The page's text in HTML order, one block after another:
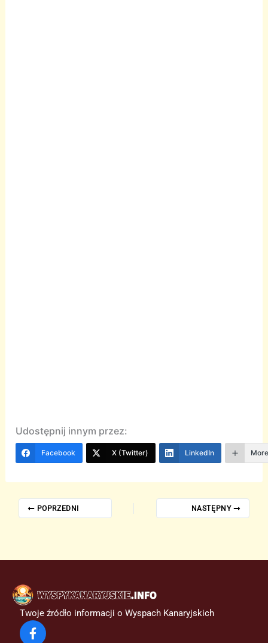
Udostępnij innym przez:
Facebook X (Twitter) LinkedIn
POPRZEDNI NASTĘPNY
Twoje źródło informacji o Wyspach Kanaryjskich